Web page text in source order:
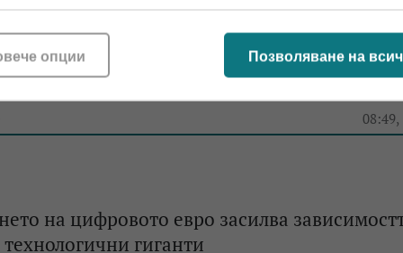
понижение на инфлацията едва ли ще
на ЕЦБ
08:49,
на цифровото евро засилва
гиганти
Позволяване на
опции